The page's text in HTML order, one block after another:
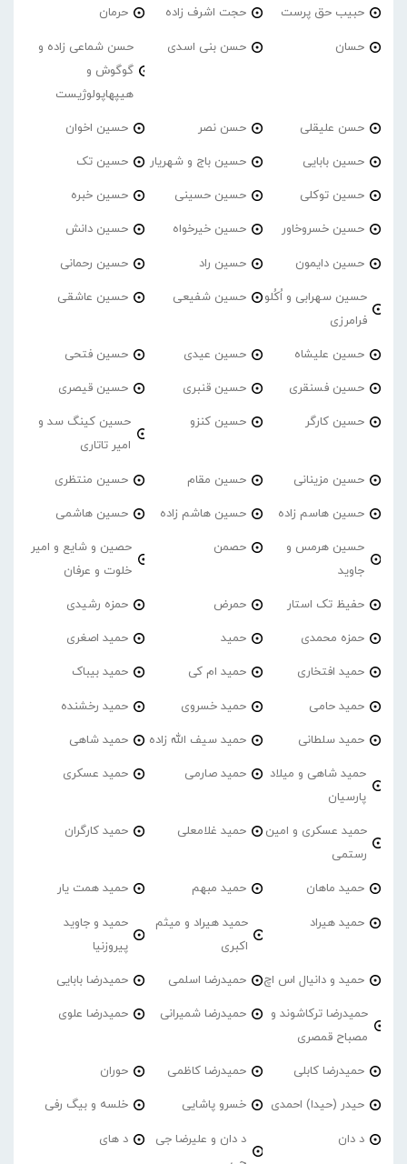
حبیب حق پرست حجت اشرف زاده حرمان
حسان حسن بنی اسدی
حسن شماعی زاده و
گوگوش و
هیپهاپولوژیست
حسن علیقلی حسن نصر حسین اخوان
حسین بابایی حسین باج و شهریار حسین تک
حسین توکلی حسین حسینی حسین خبره
حسین خسروخاور حسین خیرخواه حسین دانش
حسین دایمون حسین راد حسین رحمانی
حسین سهرابی و اُکُلو
فرامرزی
حسین شفیعی حسین عاشقی
حسین علیشاه حسین عیدی حسین فتحی
حسین فسنقری حسین قنبری حسین قیصری
حسین کارگر حسین کنزو
حسین کینگ سد و
امیر تاتاری
حسین مزینانی حسین مقام حسین منتظری
حسین هاسم زاده حسین هاشم زاده حسین هاشمی
حسین هرمس و
جاوید
حصمن
حصین و شایع و امیر
خلوت و عرفان
حفیظ تک استار حمرض حمزه رشیدی
حمزه محمدی حمید حمید اصغری
حمید افتخاری حمید ام کی حمید بیباک
حمید حامی حمید خسروی حمید رخشنده
حمید سلطانی حمید سیف الله زاده حمید شاهی
حمید شاهی و میلاد
پارسیان
حمید صارمی حمید عسکری
حمید عسکری و امین
رستمی
حمید غلامعلی حمید کارگران
حمید ماهان حمید مبهم حمید همت یار
حمید هیراد
حمید هیراد و میثم
اکبری
حمید و جاوید
پیروزنیا
حمید و دانیال اس اچ حمیدرضا اسلمی حمیدرضا بابایی
حمیدرضا ترکاشوند و
مصباح قمصری
حمیدرضا شمیرانی حمیدرضا علوی
حمیدرضا کابلی حمیدرضا کاظمی حوران
حیدر (حیدا) احمدی خسرو پاشایی خلسه و بیگ رفی
د دان
د دان و علیرضا جی
د های